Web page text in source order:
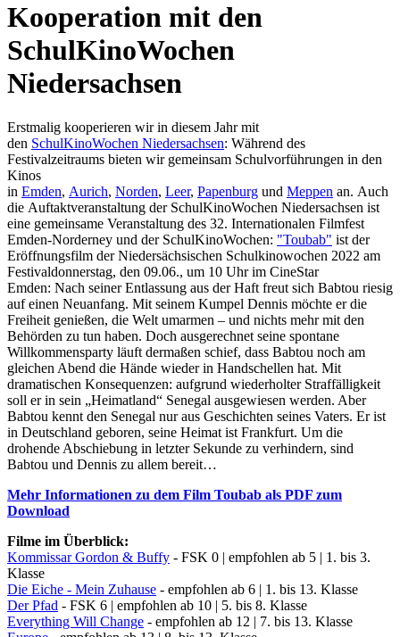
Kooperation mit den
SchulKinoWochen
Niedersachsen
Erstmalig kooperieren wir in diesem Jahr mit
den SchulKinoWochen Niedersachsen: Während des
Festivalzeitraums bieten wir gemeinsam Schulvorführungen in den
Kinos
in Emden, Aurich, Norden, Leer, Papenburg und Meppen an. Auch
die Auftaktveranstaltung der SchulKinoWochen Niedersachsen ist
eine gemeinsame Veranstaltung des 32. Internationalen Filmfest
Emden-Norderney und der SchulKinoWochen: "Toubab" ist der
Eröffnungsfilm der Niedersächsischen Schulkinowochen 2022 am
Festivaldonnerstag, den 09.06., um 10 Uhr im CineStar
Emden: Nach seiner Entlassung aus der Haft freut sich Babtou riesig
auf einen Neuanfang. Mit seinem Kumpel Dennis möchte er die
Freiheit genießen, die Welt umarmen – und nichts mehr mit den
Behörden zu tun haben. Doch ausgerechnet seine spontane
Willkommensparty läuft dermaßen schief, dass Babtou noch am
gleichen Abend die Hände wieder in Handschellen hat. Mit
dramatischen Konsequenzen: aufgrund wiederholter Straffälligkeit
soll er in sein „Heimatland“ Senegal ausgewiesen werden. Aber
Babtou kennt den Senegal nur aus Geschichten seines Vaters. Er ist
in Deutschland geboren, seine Heimat ist Frankfurt. Um die
drohende Abschiebung in letzter Sekunde zu verhindern, sind
Babtou und Dennis zu allem bereit…
Mehr Informationen zu dem Film Toubab als PDF zum
Download
Filme im Überblick:
Kommissar Gordon & Buffy - FSK 0 | empfohlen ab 5 | 1. bis 3.
Klasse
Die Eiche - Mein Zuhause - empfohlen ab 6 | 1. bis 13. Klasse
Der Pfad - FSK 6 | empfohlen ab 10 | 5. bis 8. Klasse
Everything Will Change - empfohlen ab 12 | 7. bis 13. Klasse